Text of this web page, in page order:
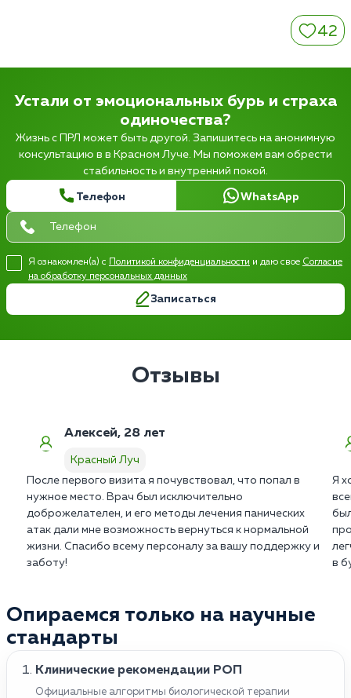
42
Устали от эмоциональных бурь и страха
одиночества?
Жизнь с ПРЛ может быть другой. Запишитесь на анонимную
консультацию в в Красном Луче. Мы поможем вам обрести
стабильность и внутренний покой.
Телефон WhatsApp
Я ознакомлен(а) с Политикой конфиденциальности и даю свое Согласие
на обработку персональных данных
Записаться
Отзывы
Алексей, 28 лет
Красный Луч
После первого визита я почувствовал, что попал в
нужное место. Врач был исключительно
доброжелателен, и его методы лечения панических
атак дали мне возможность вернуться к нормальной
жизни. Спасибо всему персоналу за вашу поддержку и
заботу!
Я
в
Опираемся только на научные
стандарты
Клинические рекомендации РОП
Официальные алгоритмы биологической терапии